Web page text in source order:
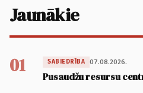
Jaunākie
01 SABIEDRĪBA 07.08.2026.
Pusaudžu resursu